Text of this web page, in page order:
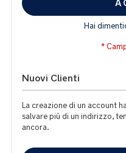
Hai
Nuovi Clienti
La creazione di un account
salvare più di un indirizzo,
ancora.